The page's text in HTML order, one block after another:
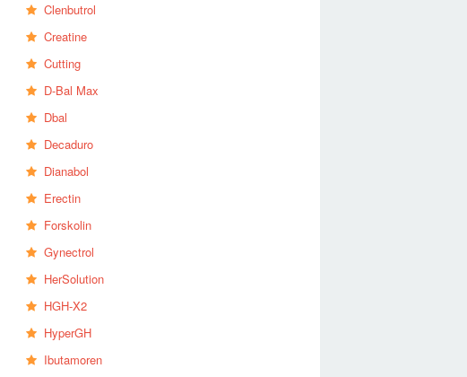
Clenbutrol
Creatine
Cutting
D-Bal Max
Dbal
Decaduro
Dianabol
Erectin
Forskolin
Gynectrol
HerSolution
HGH-X2
HyperGH
Ibutamoren